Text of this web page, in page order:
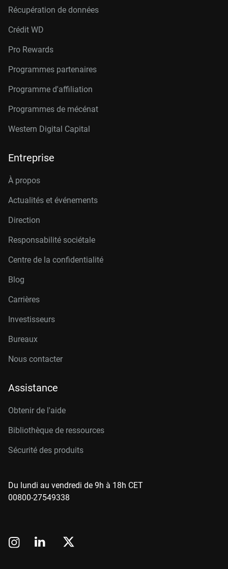
Récupération de données
Crédit WD
Pro Rewards
Programmes partenaires
Programme d'affiliation
Programmes de mécénat
Western Digital Capital
Entreprise
À propos
Actualités et événements
Direction
Responsabilité sociétale
Centre de la confidentialité
Blog
Carrières
Investisseurs
Bureaux
Nous contacter
Assistance
Obtenir de l'aide
Bibliothèque de ressources
Sécurité des produits
Du lundi au vendredi de 9h à 18h CET
00800-27549338